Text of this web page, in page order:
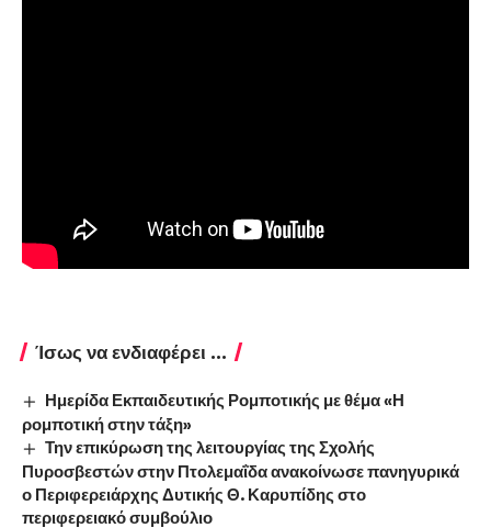
Ίσως να ενδιαφέρει ...
Ημερίδα Εκπαιδευτικής Ρομποτικής με θέμα «Η
ρομποτική στην τάξη»
Την επικύρωση της λειτουργίας της Σχολής
Πυροσβεστών στην Πτολεμαΐδα ανακοίνωσε πανηγυρικά
ο Περιφερειάρχης Δυτικής Θ. Καρυπίδης στο
περιφερειακό συμβούλιο